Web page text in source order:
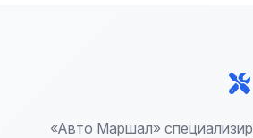
«Авто Маршал»